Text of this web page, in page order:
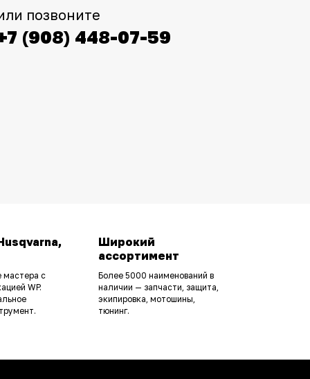
(908) 448-07-59
позвоните
Широкий
ассортимент
Более 5000 наименований в
наличии — запчасти, защита,
экипировка, мотошины,
тюнинг.
мастера с
WP.